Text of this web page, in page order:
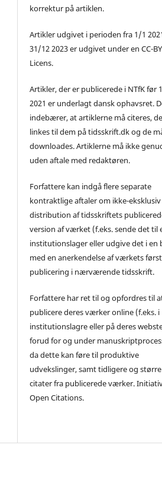
korrektur på artiklen.
Artikler udgivet i perioden fra 1/1
31/12 2023 er udgivet under en CC-
Licens.
Artikler, der er publicerede i NTfK før
2021 er underlagt dansk ophavsret.
indebærer, at artiklerne må citeres,
linkes til dem på tidsskrift.dk og de
downloades. Artiklerne må ikke
uden aftale med redaktøren.
Forfattere kan indgå flere separate
kontraktlige aftaler om ikke-eksklusiv
distribution af tidsskriftets
version af værket (f.eks. sende det til
institutionslager eller udgive det i en
med en anerkendelse af værkets
publicering i nærværende tidsskrift.
Forfattere har ret til og opfordres til
publicere deres værker online (f.eks. i
institutionslagre eller på deres
forud for og under
da dette kan føre til produktive
udvekslinger, samt tidligere og større
citater fra publicerede værker.
Open Citations.